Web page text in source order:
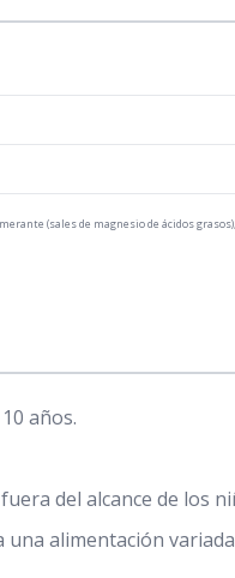
(sales de magnesio de ácidos
años.
del alcance de los
alimentación